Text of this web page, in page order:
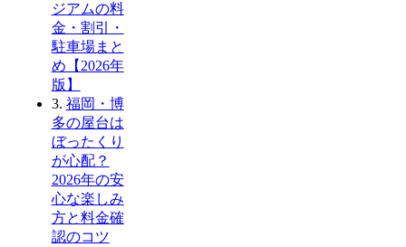
ジアムの料
金・割引・
駐車場まと
め【2026年
版】
3. 福岡・博
多の屋台は
ぼったくり
が心配？
2026年の安
心な楽しみ
方と料金確
認のコツ